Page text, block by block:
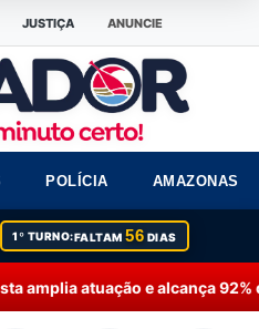
JUSTIÇA ANUNCIE
POLÍCIA AMAZONAS
1º TURNO:FALTAM56 DIAS
e alcança 92% dos municípios